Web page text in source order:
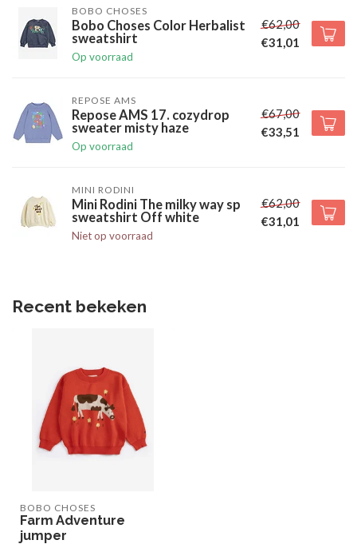
BOBO CHOSES
Bobo Choses Color Herbalist
sweatshirt
Op voorraad
€62,00
€31,01
REPOSE AMS
Repose AMS 17. cozydrop
sweater misty haze
Op voorraad
€67,00
€33,51
MINI RODINI
Mini Rodini The milky way sp
sweatshirt Off white
Niet op voorraad
€62,00
€31,01
Recent bekeken
BOBO CHOSES
Farm Adventure
jumper